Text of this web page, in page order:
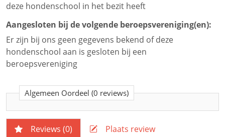
deze hondenschool in het bezit heeft
Aangesloten bij de volgende beroepsvereniging(en):
Er zijn bij ons geen gegevens bekend of deze
hondenschool aan is gesloten bij een
beroepsvereniging
Algemeen Oordeel (0 reviews)
Reviews (0) Plaats review